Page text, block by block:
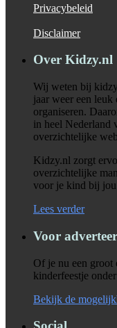
Privacybeleid
Disclaimer
Over Kidzy.nl
Wij weten bij
jaar weer een leuk
organiseren.
in heel Nederland
overzichtelijke
Kidzy.nl zorgt
overzichtelijke
voor je kind bij
Lees verder
Voor
Of je nu een groot
kinderfeestje
Bekijk de